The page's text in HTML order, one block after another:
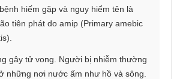
hiếm gặp và nguy hiểm tên là
tiên phát do amip (Primary amebic
gây tử vong. Người bị nhiễm thường
những nơi nước ấm như hồ và sông.